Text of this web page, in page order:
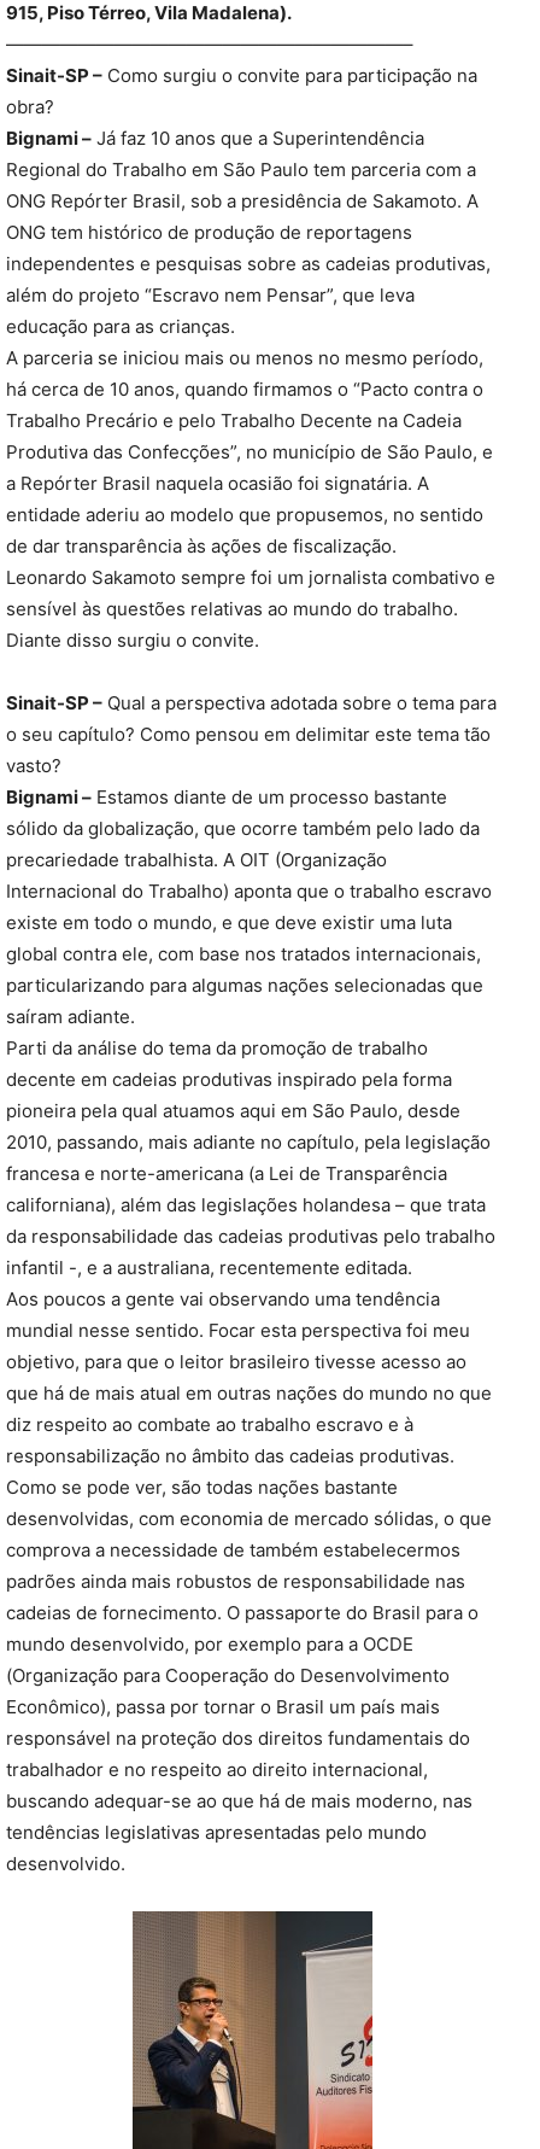
915, Piso Térreo, Vila Madalena).
——————————————————————–
Sinait-SP – Como surgiu o convite para participação na
obra?
Bignami – Já faz 10 anos que a Superintendência
Regional do Trabalho em São Paulo tem parceria com a
ONG Repórter Brasil, sob a presidência de Sakamoto. A
ONG tem histórico de produção de reportagens
independentes e pesquisas sobre as cadeias produtivas,
além do projeto “Escravo nem Pensar”, que leva
educação para as crianças.
A parceria se iniciou mais ou menos no mesmo período,
há cerca de 10 anos, quando firmamos o “Pacto contra o
Trabalho Precário e pelo Trabalho Decente na Cadeia
Produtiva das Confecções”, no município de São Paulo, e
a Repórter Brasil naquela ocasião foi signatária. A
entidade aderiu ao modelo que propusemos, no sentido
de dar transparência às ações de fiscalização.
Leonardo Sakamoto sempre foi um jornalista combativo e
sensível às questões relativas ao mundo do trabalho.
Diante disso surgiu o convite.
Sinait-SP – Qual a perspectiva adotada sobre o tema para
o seu capítulo? Como pensou em delimitar este tema tão
vasto?
Bignami – Estamos diante de um processo bastante
sólido da globalização, que ocorre também pelo lado da
precariedade trabalhista. A OIT (Organização
Internacional do Trabalho) aponta que o trabalho escravo
existe em todo o mundo, e que deve existir uma luta
global contra ele, com base nos tratados internacionais,
particularizando para algumas nações selecionadas que
saíram adiante.
Parti da análise do tema da promoção de trabalho
decente em cadeias produtivas inspirado pela forma
pioneira pela qual atuamos aqui em São Paulo, desde
2010, passando, mais adiante no capítulo, pela legislação
francesa e norte-americana (a Lei de Transparência
californiana), além das legislações holandesa – que trata
da responsabilidade das cadeias produtivas pelo trabalho
infantil -, e a australiana, recentemente editada.
Aos poucos a gente vai observando uma tendência
mundial nesse sentido. Focar esta perspectiva foi meu
objetivo, para que o leitor brasileiro tivesse acesso ao
que há de mais atual em outras nações do mundo no que
diz respeito ao combate ao trabalho escravo e à
responsabilização no âmbito das cadeias produtivas.
Como se pode ver, são todas nações bastante
desenvolvidas, com economia de mercado sólidas, o que
comprova a necessidade de também estabelecermos
padrões ainda mais robustos de responsabilidade nas
cadeias de fornecimento. O passaporte do Brasil para o
mundo desenvolvido, por exemplo para a OCDE
(Organização para Cooperação do Desenvolvimento
Econômico), passa por tornar o Brasil um país mais
responsável na proteção dos direitos fundamentais do
trabalhador e no respeito ao direito internacional,
buscando adequar-se ao que há de mais moderno, nas
tendências legislativas apresentadas pelo mundo
desenvolvido.